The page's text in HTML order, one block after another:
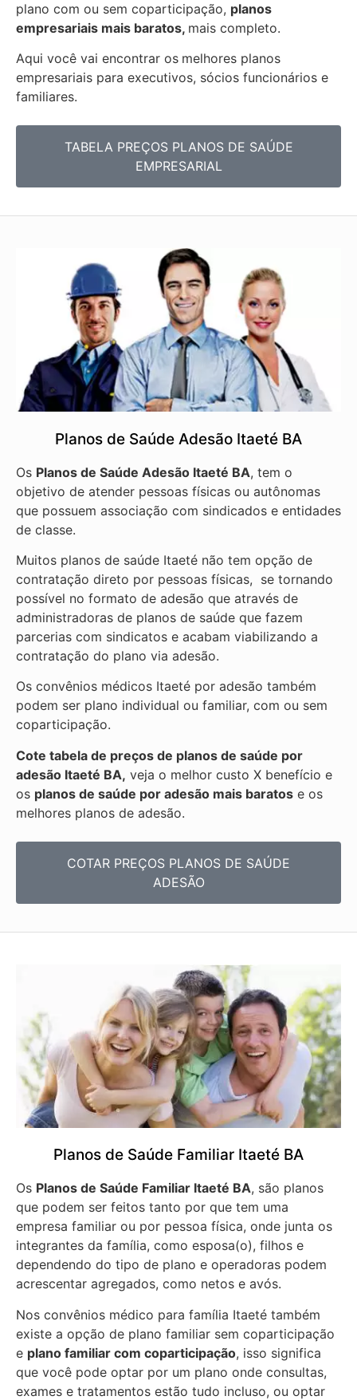
plano com ou sem coparticipação, planos
empresariais mais baratos, mais completo.
Aqui você vai encontrar os melhores planos
empresariais para executivos, sócios funcionários e
familiares.
TABELA PREÇOS PLANOS DE SAÚDE
EMPRESARIAL
Planos de Saúde Adesão Itaeté BA
Os Planos de Saúde Adesão Itaeté BA, tem o
objetivo de atender pessoas físicas ou autônomas
que possuem associação com sindicados e entidades
de classe.
Muitos planos de saúde Itaeté não tem opção de
contratação direto por pessoas físicas, se tornando
possível no formato de adesão que através de
administradoras de planos de saúde que fazem
parcerias com sindicatos e acabam viabilizando a
contratação do plano via adesão.
Os convênios médicos Itaeté por adesão também
podem ser plano individual ou familiar, com ou sem
coparticipação.
Cote tabela de preços de planos de saúde por
adesão Itaeté BA, veja o melhor custo X benefício e
os planos de saúde por adesão mais baratos e os
melhores planos de adesão.
COTAR PREÇOS PLANOS DE SAÚDE
ADESÃO
Planos de Saúde Familiar Itaeté BA
Os Planos de Saúde Familiar Itaeté BA, são planos
que podem ser feitos tanto por que tem uma
empresa familiar ou por pessoa física, onde junta os
integrantes da família, como esposa(o), filhos e
dependendo do tipo de plano e operadoras podem
acrescentar agregados, como netos e avós.
Nos convênios médico para família Itaeté também
existe a opção de plano familiar sem coparticipação
e plano familiar com coparticipação, isso significa
que você pode optar por um plano onde consultas,
exames e tratamentos estão tudo incluso, ou optar